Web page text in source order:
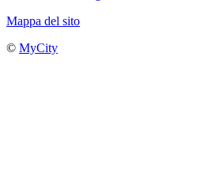
Mappa del sito
© MyCity